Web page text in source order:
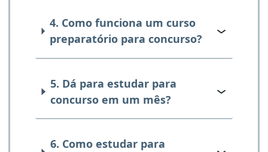
4. Como funciona um curso
preparatório para concurso?
5. Dá para estudar para
concurso em um mês?
6. Como estudar para